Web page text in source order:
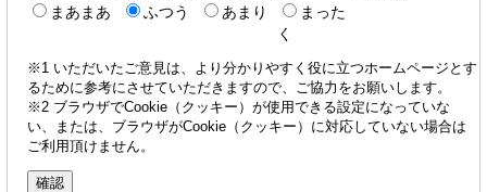
まあまあ
ふつう あまり
まった
く
※1 いただいたご意見は、より分かりやすく役に立つホームページとす
るために参考にさせていただきますので、ご協力をお願いします。
※2 ブラウザでCookie（クッキー）が使用できる設定になっていな
い、または、ブラウザがCookie（クッキー）に対応していない場合は
ご利用頂けません。